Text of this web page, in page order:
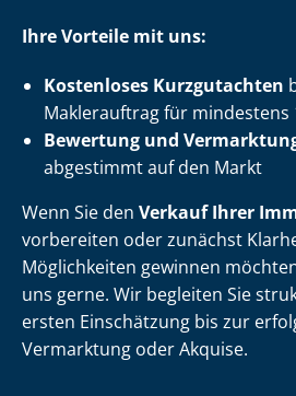
Ihre Vorteile mit uns:
Kostenloses Kurzgutachten
Maklerauftrag für mindestens
Bewertung und
abgestimmt auf den Markt
Wenn Sie den Verkauf Ihrer
vorbereiten oder zunächst
Möglichkeiten gewinnen
uns gerne. Wir begleiten Sie
ersten Einschätzung bis zur
Vermarktung oder Akquise.